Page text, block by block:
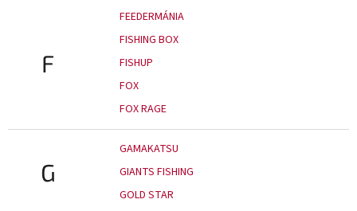
F
FEEDERMÁNIA
FISHING BOX
FISHUP
FOX
FOX RAGE
G
GAMAKATSU
GIANTS FISHING
GOLD STAR